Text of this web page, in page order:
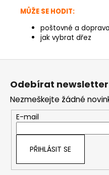
MŮŽE SE HODIT:
poštovné a doprava
jak vybrat dřez
Z
Odebírat newsletter
Nezmeškejte žádné
E-mail
PŘIHLÁSIT SE